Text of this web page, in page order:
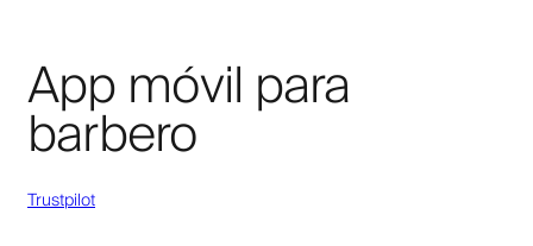
App móvil para
barbero
Trustpilot